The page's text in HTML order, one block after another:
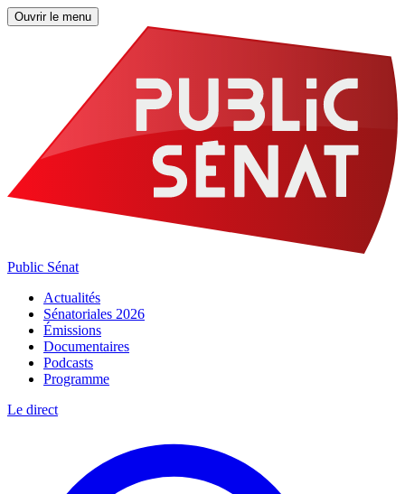
Ouvrir le menu
Public Sénat
Actualités
Sénatoriales 2026
Émissions
Documentaires
Podcasts
Programme
Le direct